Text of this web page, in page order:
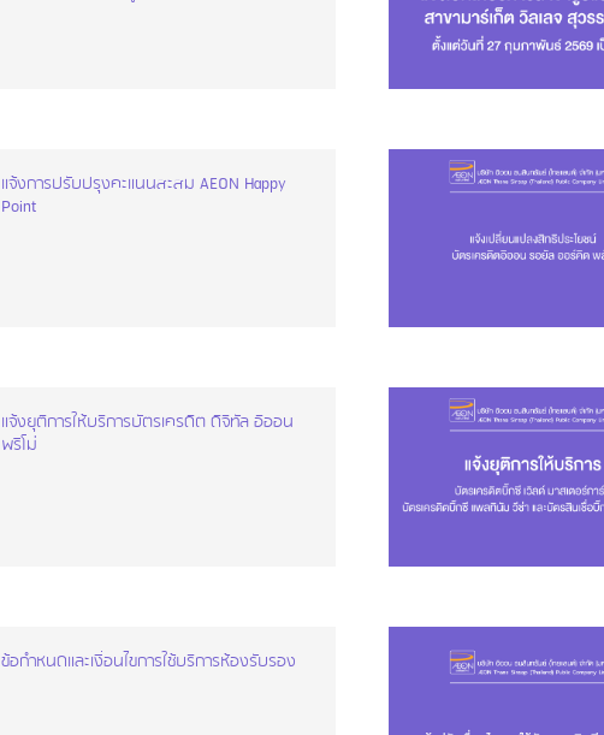
แจ้งการปรับปรุงคะแนนสะสม AEON Happy
Point
แจ้งยุติการให้บริการบัตรเครดิต ดิจิทัล อิออน
พรีโม่
ข้อกำหนดและเงื่อนไขการใช้บริการห้องรับรอง